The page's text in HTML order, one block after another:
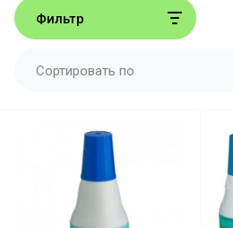
Фильтр
Сортировать по